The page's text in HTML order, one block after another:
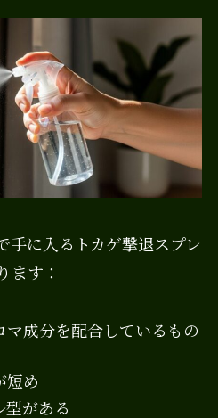
手に入るトカゲ撃退スプレ
ます：
成分を配合しているもの
短め
がある